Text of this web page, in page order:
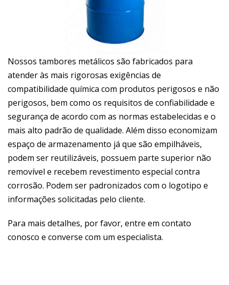
Nossos tambores metálicos são fabricados para
atender às mais rigorosas exigências de
compatibilidade química com produtos perigosos e não
perigosos, bem como os requisitos de confiabilidade e
segurança de acordo com as normas estabelecidas e o
mais alto padrão de qualidade. Além disso economizam
espaço de armazenamento já que são empilháveis,
podem ser reutilizáveis, possuem parte superior não
removível e recebem revestimento especial contra
corrosão. Podem ser padronizados com o logotipo e
informações solicitadas pelo cliente.
Para mais detalhes, por favor, entre em contato
conosco e converse com um especialista.